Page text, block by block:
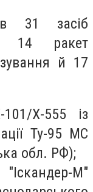
31 засіб
14 ракет
й 17
Х-555 із
Ту-95 МС
обл. РФ);
М"